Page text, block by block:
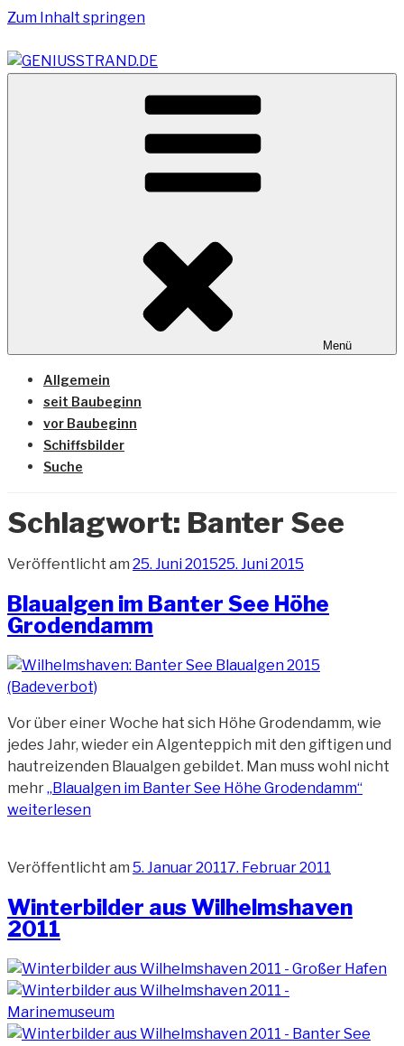
Zum Inhalt springen
GENIUSSTRAND.DE
Vom Geniusstrand zum JadeWeserPort/Container
Terminal Wilhelmshaven
Menü
Allgemein
seit Baubeginn
vor Baubeginn
Schiffsbilder
Suche
Schlagwort: Banter See
Veröffentlicht am 25. Juni 201525. Juni 2015
Blaualgen im Banter See Höhe
Grodendamm
Vor über einer Woche hat sich Höhe Grodendamm, wie
jedes Jahr, wieder ein Algenteppich mit den giftigen und
hautreizenden Blaualgen gebildet. Man muss wohl nicht
mehr„Blaualgen im Banter See Höhe Grodendamm“
weiterlesen
Veröffentlicht am 5. Januar 20117. Februar 2011
Winterbilder aus Wilhelmshaven
2011